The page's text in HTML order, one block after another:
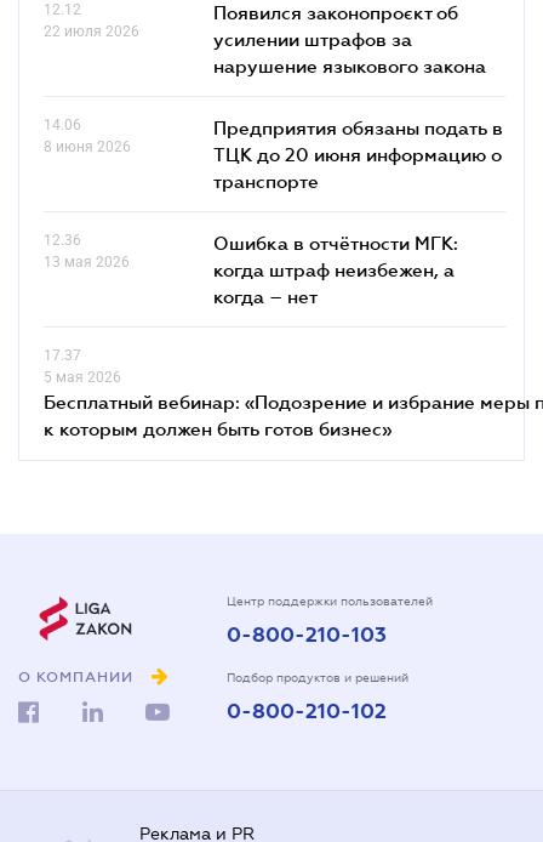
12.12
22 июля 2026
Появился законопроєкт об
усилении штрафов за
нарушение языкового закона
14.06
8 июня 2026
Предприятия обязаны подать в
ТЦК до 20 июня информацию о
транспорте
12.36
13 мая 2026
Ошибка в отчётности МГК:
когда штраф неизбежен, а
когда – нет
17.37
5 мая 2026
Бесплатный вебинар: «Подозрение и избрание меры
к которым должен быть готов бизнес»
О КОМПАНИИ
Центр поддержки пользователей
0-800-210-103
Подбор продуктов и решений
0-800-210-102
Реклама и PR